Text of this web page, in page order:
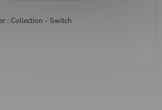
: Collection - Switch